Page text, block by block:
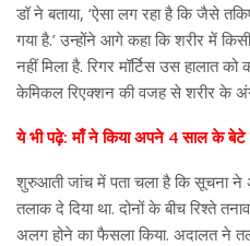
डॉ ने बताया, ‘ऐसा लग रहा है कि जैसे
गया है.’ उन्होंने आगे कहा कि शरीर में
नहीं मिला है. रिगर मॉर्टिस उस हालात
केमिकल रिएक्शन की वजह से शरीर के
ये भी पढ़े: माँ ने किया अपने 4 साल के बेटे
शुरुआती जांच में पता चला है कि सूचना
तलाक दे दिया था. दोनों के बीच रिश्ते
अलग होने का फैसला किया. अदालत ने